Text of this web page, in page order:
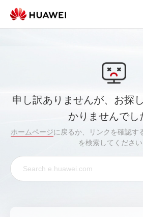
申し訳ありませんが、お探
かりませんでし
ホームページに戻るか、リンクを確認す
を検索してください